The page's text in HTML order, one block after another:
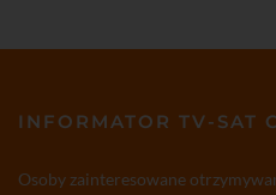
INFORMATOR TV-SAT
Osoby zainteresowane